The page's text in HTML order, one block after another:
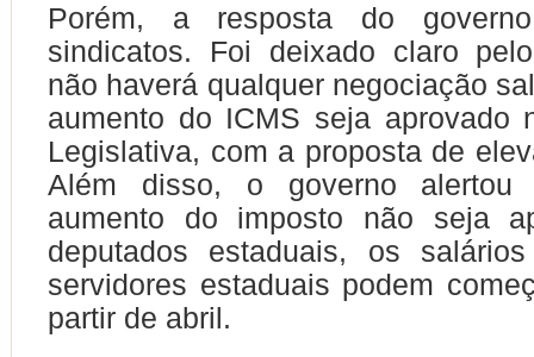
Porém, a resposta do
sindicatos. Foi deixado claro
não haverá qualquer negociação
aumento do ICMS seja aprovado
Legislativa, com a proposta de
Além disso, o governo
aumento do imposto não seja
deputados estaduais, os
servidores estaduais podem
partir de abril.